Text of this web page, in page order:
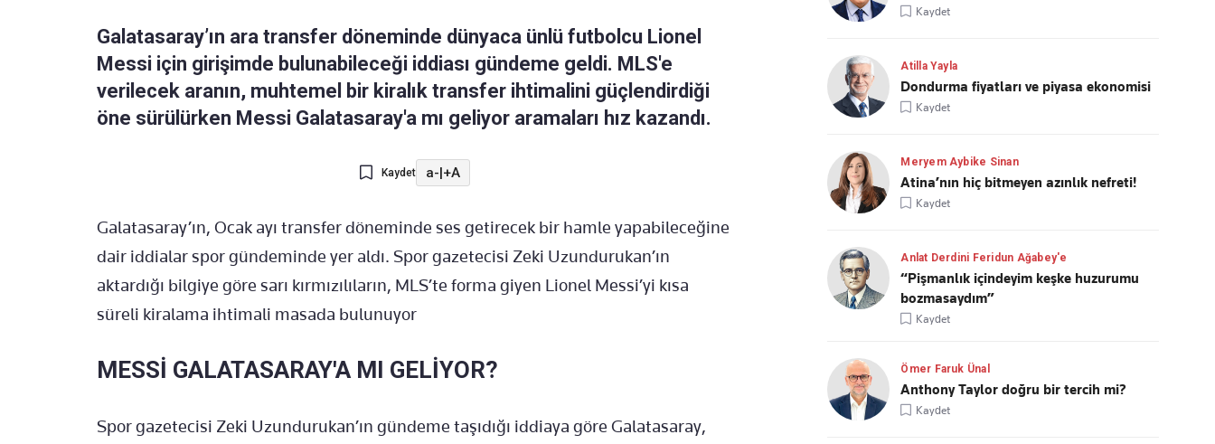
Galatasaray’ın ara transfer döneminde dünyaca ünlü futbolcu Lionel
Messi için girişimde bulunabileceği iddiası gündeme geldi. MLS'e
verilecek aranın, muhtemel bir kiralık transfer ihtimalini güçlendirdiği
öne sürülürken Messi Galatasaray'a mı geliyor aramaları hız kazandı.
Kaydet a-|+A
Galatasaray’ın, Ocak ayı transfer döneminde ses getirecek bir hamle yapabileceğine
dair iddialar spor gündeminde yer aldı. Spor gazetecisi Zeki Uzundurukan’ın
aktardığı bilgiye göre sarı kırmızılıların, MLS’te forma giyen Lionel Messi’yi kısa
süreli kiralama ihtimali masada bulunuyor
MESSİ GALATASARAY'A MI GELİYOR?
Spor gazetecisi Zeki Uzundurukan’ın gündeme taşıdığı iddiaya göre Galatasaray,
Kaydet
Atilla Yayla
Dondurma fiyatları ve piyasa ekonomisi
Kaydet
Meryem Aybike Sinan
Atina’nın hiç bitmeyen azınlık nefreti!
Kaydet
Anlat Derdini Feridun Ağabey'e
“Pişmanlık içindeyim keşke huzurumu
bozmasaydım”
Kaydet
Ömer Faruk Ünal
Anthony Taylor doğru bir tercih mi?
Kaydet